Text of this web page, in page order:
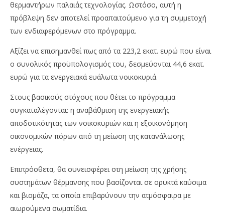
θερμαντήρων παλαιάς τεχνολογίας. Ωστόσο, αυτή η
πρόβλεψη δεν αποτελεί προαπαιτούμενο για τη συμμετοχή
των ενδιαφερόμενων στο πρόγραμμα.
Αξίζει να επισημανθεί πως από τα 223,2 εκατ. ευρώ που είναι
ο συνολικός προϋπολογισμός του, δεσμεύονται 44,6 εκατ.
ευρώ για τα ενεργειακά ευάλωτα νοικοκυριά.
Στους βασικούς στόχους που θέτει το πρόγραμμα
συγκαταλέγονται: η αναβάθμιση της ενεργειακής
αποδοτικότητας των νοικοκυριών και η εξοικονόμηση
οικονομικών πόρων από τη μείωση της κατανάλωσης
ενέργειας.
Επιπρόσθετα, θα συνεισφέρει στη μείωση της χρήσης
συστημάτων θέρμανσης που βασίζονται σε ορυκτά καύσιμα
και βιομάζα, τα οποία επιβαρύνουν την ατμόσφαιρα με
αιωρούμενα σωματίδια.